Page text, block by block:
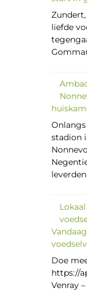
liefde
stadion
leverden
Doe
https://
Venray